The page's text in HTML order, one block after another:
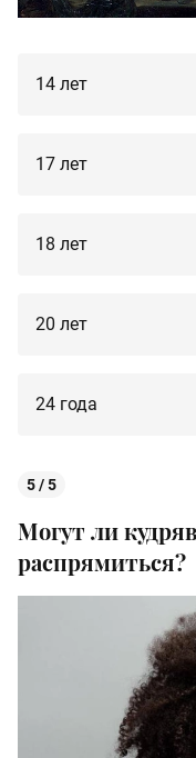
14 лет
17 лет
18 лет
20 лет
24 года
5 / 5
Могут ли
распрямиться?